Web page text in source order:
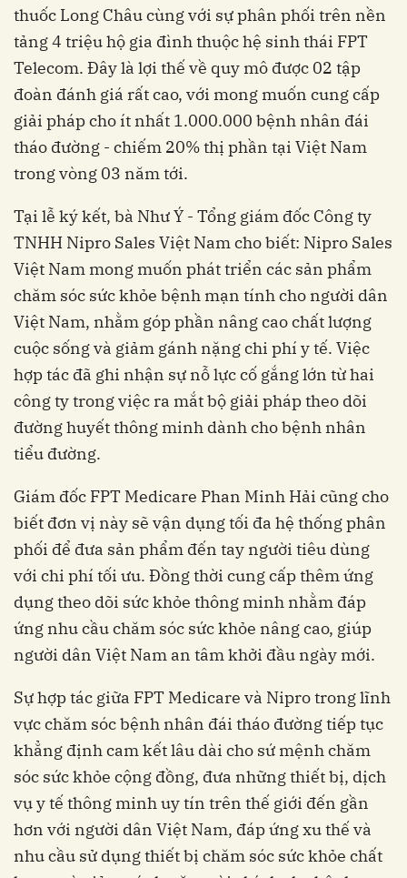
thuốc Long Châu cùng với sự phân phối trên nền
tảng 4 triệu hộ gia đình thuộc hệ sinh thái FPT
Telecom. Đây là lợi thế về quy mô được 02 tập
đoàn đánh giá rất cao, với mong muốn cung cấp
giải pháp cho ít nhất 1.000.000 bệnh nhân đái
tháo đường - chiếm 20% thị phần tại Việt Nam
TNHH Nipro Sales Việt Nam ‏‏cho biết: Nipro Sales
Việt Nam mong muốn phát triển các sản phẩm
chăm sóc sức khỏe bệnh mạn tính cho người dân
Việt Nam, nhằm góp phần nâng cao chất lượng
cuộc sống và giảm gánh nặng chi phí y tế. Việc
hợp tác đã ghi nhận sự nỗ lực cố gắng lớn từ hai
công ty trong việc ra mắt bộ giải pháp theo dõi
đường huyết thông minh dành cho bệnh nhân
biết đơn vị này sẽ vận dụng tối đa hệ thống phân
phối để đưa sản phẩm đến tay người tiêu dùng
với chi phí tối ưu. Đồng thời cung cấp thêm ứng
dụng theo dõi sức khỏe thông minh nhằm đáp
ứng nhu cầu chăm sóc sức khỏe nâng cao, giúp
người dân Việt Nam an tâm khởi đầu ngày mới.
vực chăm sóc bệnh nhân đái tháo đường tiếp tục
khẳng định cam kết lâu dài cho sứ mệnh chăm
sóc sức khỏe cộng đồng, đưa những thiết bị, dịch
vụ y tế thông minh uy tín trên thế giới đến gần
hơn với người dân Việt Nam, đáp ứng xu thế và
nhu cầu sử dụng thiết bị chăm sóc sức khỏe chất